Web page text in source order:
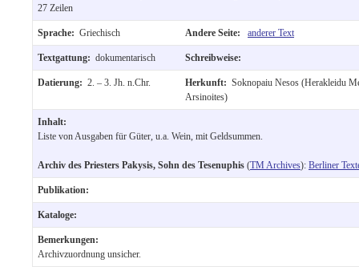
27 Zeilen
Sprache: Griechisch Andere Seite: anderer Text
Textgattung: dokumentarisch Schreibweise:
Datierung: 2. – 3. Jh. n.Chr. Herkunft: Soknopaiu Nesos (Herakleidu
Arsinoites)
Inhalt:
Liste von Ausgaben für Güter, u.a. Wein, mit Geldsummen.
Archiv des Priesters Pakysis, Sohn des Tesenuphis (TM Archives): Berliner
Publikation:
Kataloge:
Bemerkungen:
Archivzuordnung unsicher.